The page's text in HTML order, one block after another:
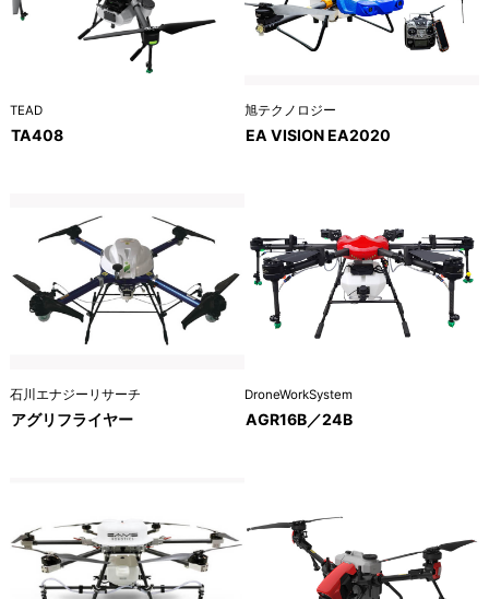
TEAD
TA408
旭テクノロジー
EA VISION EA2020
石川エナジーリサーチ
アグリフライヤー
DroneWorkSystem
AGR16B／24B